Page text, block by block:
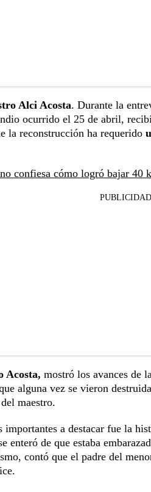
Alci Acosta. Durante la
ocurrido el 25 de abril,
la reconstrucción ha requerido
confiesa cómo logró bajar 40
PUBLICIDAD
Acosta, mostró los avances de
alguna vez se vieron
maestro.
a destacar fue la
enteró de que estaba
contó que el padre del